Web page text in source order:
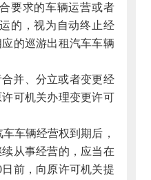
要求的车辆运营或者
的，视为自动终止经
的巡游出租汽车车辆
并、分立或者变更经
可机关办理变更许可
车辆经营权到期后，
从事经营的，应当在
前，向原许可机关提